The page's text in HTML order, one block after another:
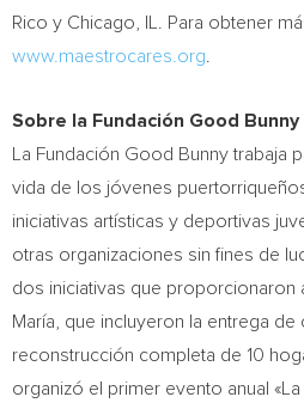
Rico y Chicago, IL.
Para obtener
www.maestrocares.org
Sobre la Fundación Good Bunny
La Fundación Good Bunny trabaja
vida de los jóvenes
iniciativas artísticas y deportivas
otras organizaciones sin fines de
dos iniciativas que proporcionaron
María, que incluyeron la entrega de
reconstrucción completa de 10
organizó el primer evento anual «La